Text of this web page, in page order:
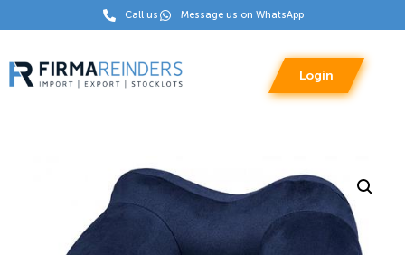
Call us Message us on WhatsApp
Login